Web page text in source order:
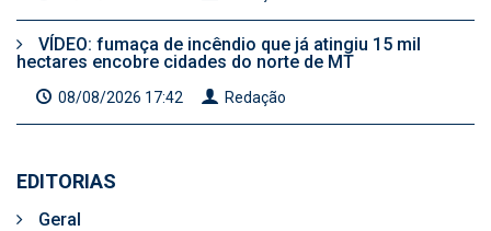
VÍDEO: fumaça de incêndio que já atingiu 15 mil
hectares encobre cidades do norte de MT
08/08/2026 17:42 Redação
EDITORIAS
Geral